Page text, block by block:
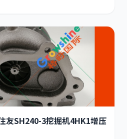
友SH240-3挖掘机4HK1增压